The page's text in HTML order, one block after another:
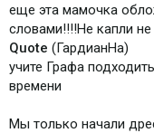
еще эта мамочка
словами!!!!Не капли не
Quote (ГардианНа)
учите Графа
времени
Мы только начали